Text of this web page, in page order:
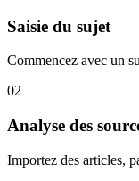
Saisie du sujet
Commencez avec un
02
Analyse des
Importez des articles,